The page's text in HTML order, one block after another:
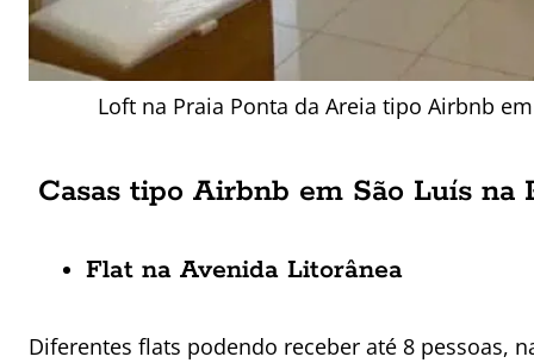
Loft na Praia Ponta da Areia tipo Airbnb
Casas tipo Airbnb em São Luís na
Flat na Avenida Litorânea
Diferentes flats podendo receber até 8 pessoas,